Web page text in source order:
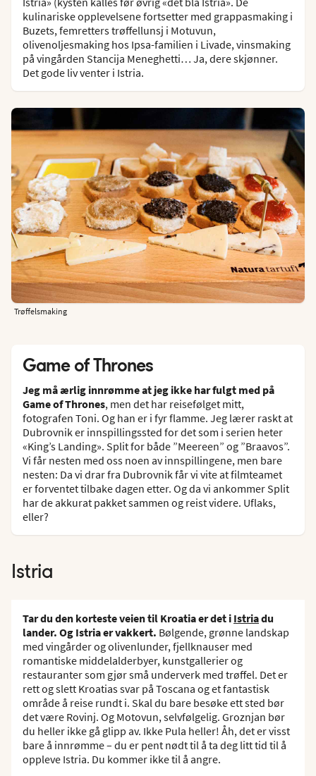
kulinariske opplevelsene fortsetter med grappasmaking i
Buzets, femretters trøffellunsj i Motuvun,
olivenoljesmaking hos Ipsa-familien i Livade, vinsmaking
på vingården Stancija Meneghetti… Ja, dere skjønner.
Det gode liv venter i Istria.
Trøffelsmaking
Game of Thrones
Jeg må ærlig innrømme at jeg ikke har fulgt med på
Game of Thrones, men det har reisefølget mitt,
fotografen Toni. Og han er i fyr flamme. Jeg lærer raskt at
Dubrovnik er innspillingssted for det som i serien heter
«King’s Landing». Split for både ”Meereen” og ”Braavos”.
Vi får nesten med oss noen av innspillingene, men bare
nesten: Da vi drar fra Dubrovnik får vi vite at filmteamet
er forventet tilbake dagen etter. Og da vi ankommer Split
har de akkurat pakket sammen og reist videre. Uflaks,
eller?
Istria
Tar du den korteste veien til Kroatia er det i Istriadu
lander. Og Istria er vakkert. Bølgende, grønne landskap
med vingårder og olivenlunder, fjellknauser med
romantiske middelalderbyer, kunstgallerier og
restauranter som gjør små underverk med trøffel. Det er
rett og slett Kroatias svar på Toscana og et fantastisk
område å reise rundt i. Skal du bare besøke ett sted bør
det være Rovinj. Og Motovun, selvfølgelig. Groznjan bør
du heller ikke gå glipp av. Ikke Pula heller! Åh, det er visst
bare å innrømme – du er pent nødt til å ta deg litt tid til å
oppleve Istria. Du kommer ikke til å angre.